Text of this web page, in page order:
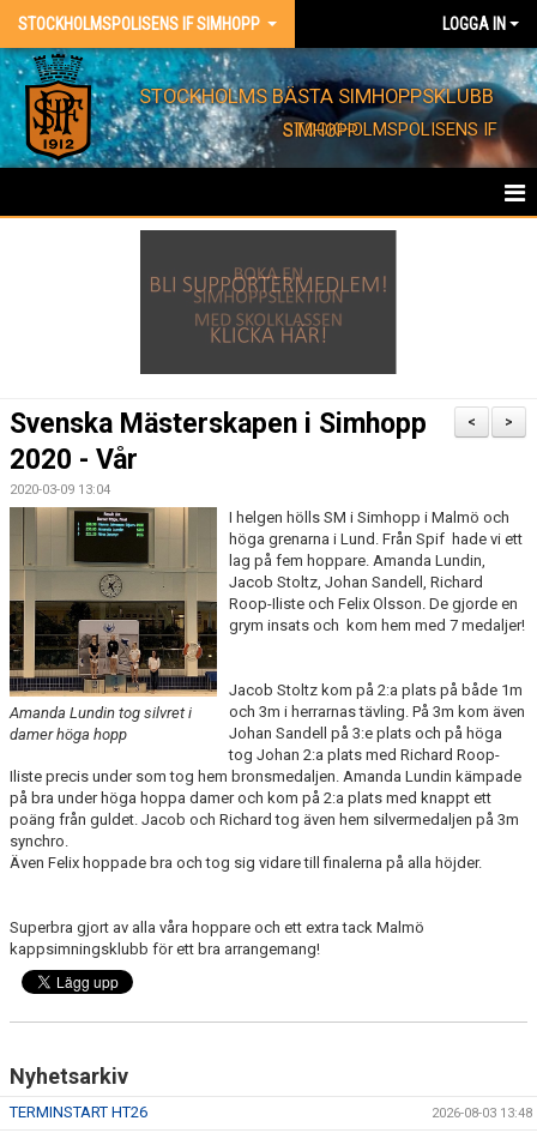
STOCKHOLMSPOLISENS IF SIMHOPP LOGGA IN
STOCKHOLMS BÄSTA SIMHOPPSKLUBB
STOCKHOLMSPOLISENS IF SIMHOPP
BARNKALAS
FÖRENINGSKLÄDER
PRIVATLEKTION
SKOLOR/FÖRENINGAR
PRESENTKORT
>
<
Svenska Mästerskapen i Simhopp
2020 - Vår
2020-03-09 13:04
Amanda Lundin tog silvret i
damer höga hopp
I helgen hölls SM i Simhopp i Malmö och
höga grenarna i Lund. Från Spif hade vi ett
lag på fem hoppare. Amanda Lundin,
Jacob Stoltz, Johan Sandell, Richard
Roop-Iliste och Felix Olsson. De gjorde en
grym insats och kom hem med 7 medaljer!
Jacob Stoltz kom på 2:a plats på både 1m
och 3m i herrarnas tävling. På 3m kom även
Johan Sandell på 3:e plats och på höga
tog Johan 2:a plats med Richard Roop-
Iliste precis under som tog hem bronsmedaljen. Amanda Lundin kämpade
på bra under höga hoppa damer och kom på 2:a plats med knappt ett
poäng från guldet. Jacob och Richard tog även hem silvermedaljen på 3m
synchro.
Även Felix hoppade bra och tog sig vidare till finalerna på alla höjder.
Superbra gjort av alla våra hoppare och ett extra tack Malmö
kappsimningsklubb för ett bra arrangemang!
Nyhetsarkiv
TERMINSTART HT26 2026-08-03 13:48